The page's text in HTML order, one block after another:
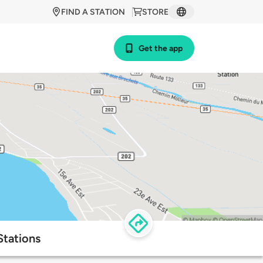
STORE
FIND A STATION
Get the app